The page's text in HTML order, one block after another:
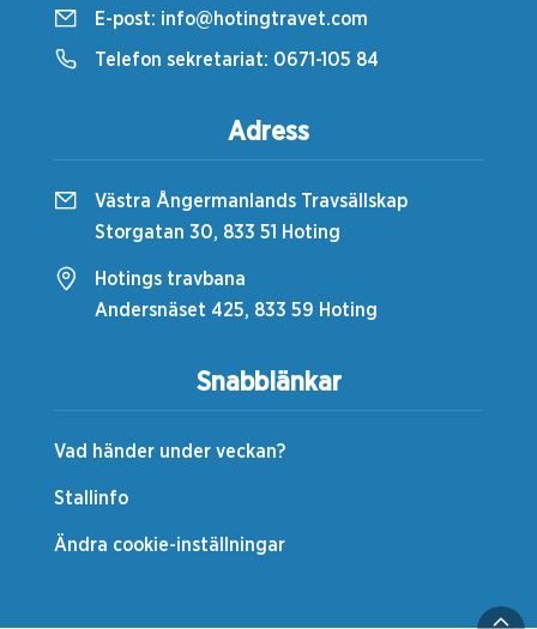
Snabblänkar
Vad händer under veckan?
Stallinfo
Ändra cookie-inställningar
E-post: info@hotingtravet.com
Telefon sekretariat: 0671-105 84
Adress
Västra Ångermanlands Travsällskap
Storgatan 30, 833 51 Hoting
Hotings travbana
Andersnäset 425, 833 59 Hoting